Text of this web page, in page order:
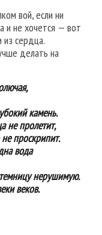
вой, если ни
и не хочется — вот
из сердца.
делать на
камень.
не пролетит,
проскрипит.
вода
нерушимую.
веков.